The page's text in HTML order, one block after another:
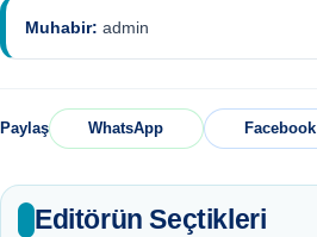
Muhabir: admin
Paylaş WhatsApp Facebook
Editörün Seçtikleri